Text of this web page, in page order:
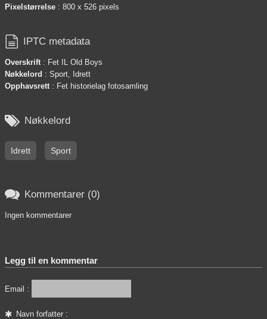
Pixelstørrelse : 800 x 526 pixels
 IPTC metadata
Overskrift : Fet IL Old Boys
Nøkkelord : Sport, Idrett
Opphavsrett : Fet historielag fotosamling
 Nøkkelord
Idrett Sport
 Kommentarer (0)
Ingen kommentarer
Legg til en kommentar
Email :
Navn forfatter :